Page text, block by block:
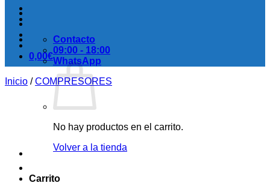
0,00€
No hay productos en el carrito.
Volver a la tienda
Carrito
Contacto
09:00 - 18:00
WhatsApp
Inicio / COMPRESORES